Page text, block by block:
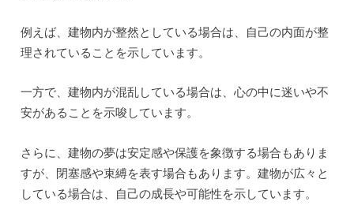
例えば、建物内が整然としている場合は、自己の内面が整
理されていることを示しています。
一方で、建物内が混乱している場合は、心の中に迷いや不
安があることを示唆しています。
さらに、建物の夢は安定感や保護を象徴する場合もありま
すが、閉塞感や束縛を表す場合もあります。建物が広々と
している場合は、自己の成長や可能性を示しています。